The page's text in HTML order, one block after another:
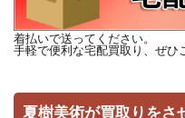
着払いで送ってください。
手軽で便利な宅配買取り、ぜひ
夏樹美術が買取りをさ